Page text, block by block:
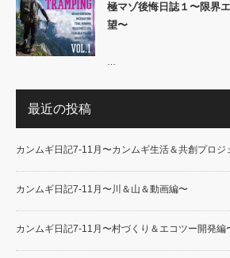
極マゾ後悔日誌１〜限界
望〜
最近の投稿
カンムギ日記7-11月〜カンムギ生活＆共創プロジ
カンムギ日記7-11月〜川＆山＆動画編〜
カンムギ日記7-11月〜村づくり＆エコツー開発編